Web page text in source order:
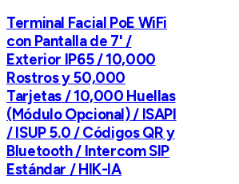
Terminal Facial PoE WiFi
con Pantalla de 7' /
Exterior IP65 / 10,000
Rostros y 50,000
Tarjetas / 10,000 Huellas
(Módulo Opcional) / ISAPI
/ ISUP 5.0 / Códigos QR y
Bluetooth / Intercom SIP
Estándar / HIK-IA